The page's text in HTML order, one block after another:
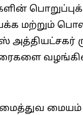
மற்றும்